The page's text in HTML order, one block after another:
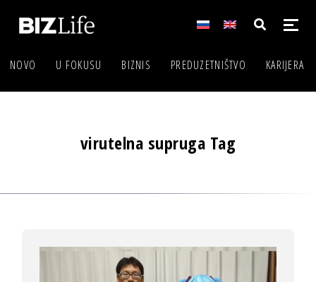
NOVO U FOKUSU BIZNIS PREDUZETNIŠTVO KARIJERA
virutelna supruga Tag